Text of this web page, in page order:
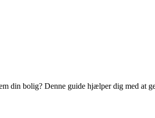
din bolig? Denne guide hjælper dig med at